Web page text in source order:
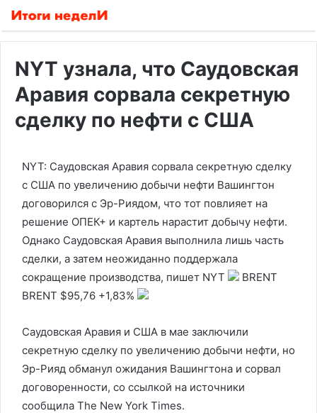
NYT узнала, что Саудовская
Аравия сорвала секретную
сделку по нефти с США
NYT: Саудовская Аравия сорвала секретную сделку
с США по увеличению добычи нефти Вашингтон
договорился с Эр-Риядом, что тот повлияет на
решение ОПЕК+ и картель нарастит добычу нефти.
Однако Саудовская Аравия выполнила лишь часть
сделки, а затем неожиданно поддержала
сокращение производства, пишет NYT
BRENT
BRENT $95,76 +1,83%
Саудовская Аравия и США в мае заключили
секретную сделку по увеличению добычи нефти, но
Эр-Рияд обманул ожидания Вашингтона и сорвал
договоренности, со ссылкой на источники
сообщила The New York Times.